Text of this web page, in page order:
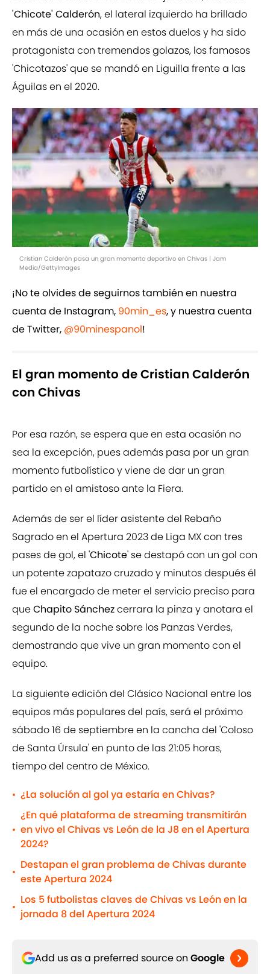
'Chicote' Calderón, el lateral izquierdo ha brillado
en más de una ocasión en estos duelos y ha sido
protagonista con tremendos golazos, los famosos
'Chicotazos' que se mandó en Liguilla frente a las
Águilas en el 2020.
Cristian Calderón pasa un gran momento deportivo en Chivas | Jam
Media/GettyImages
¡No te olvides de seguirnos también en nuestra
cuenta de Instagram, 90min_es, y nuestra cuenta
de Twitter, @90minespanol!
El gran momento de Cristian Calderón
con Chivas
Por esa razón, se espera que en esta ocasión no
sea la excepción, pues además pasa por un gran
momento futbolístico y viene de dar un gran
partido en el amistoso ante la Fiera.
Además de ser el líder asistente del Rebaño
Sagrado en el Apertura 2023 de Liga MX con tres
pases de gol, el 'Chicote' se destapó con un gol con
un potente zapatazo cruzado y minutos después él
fue el encargado de meter el servicio preciso para
queChapito Sánchezcerrara la pinza y anotara el
segundo de la noche sobre los Panzas Verdes,
demostrando que vive un gran momento con el
equipo.
La siguiente edición del Clásico Nacional entre los
equipos más populares del país, será el próximo
sábado 16 de septiembre en la cancha del 'Coloso
de Santa Úrsula' en punto de las 21:05 horas,
tiempo del centro de México.
• ¿La solución al gol ya estaría en Chivas?
•
¿En qué plataforma de streaming transmitirán
en vivo el Chivas vs León de la J8 en el Apertura
2024?
•
Destapan el gran problema de Chivas durante
este Apertura 2024
•
Los 5 futbolistas claves de Chivas vs León en la
jornada 8 del Apertura 2024
Add us as a preferred source on Google